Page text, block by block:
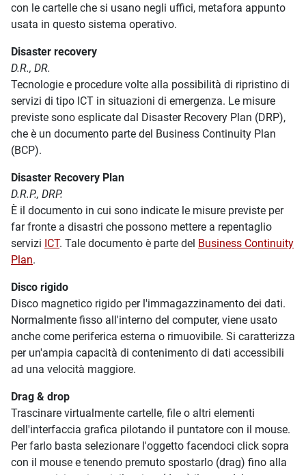
con le cartelle che si usano negli uffici, metafora appunto
usata in questo sistema operativo.
Disaster recovery
D.R., DR.
Tecnologie e procedure volte alla possibilità di ripristino di
servizi di tipo ICT in situazioni di emergenza. Le misure
previste sono esplicate dal Disaster Recovery Plan (DRP),
che è un documento parte del Business Continuity Plan
(BCP).
Disaster Recovery Plan
D.R.P., DRP.
È il documento in cui sono indicate le misure previste per
far fronte a disastri che possono mettere a repentaglio
servizi ICT. Tale documento è parte del Business Continuity
Plan.
Disco rigido
Disco magnetico rigido per l'immagazzinamento dei dati.
Normalmente fisso all'interno del computer, viene usato
anche come periferica esterna o rimuovibile. Si caratterizza
per un'ampia capacità di contenimento di dati accessibili
ad una velocità maggiore.
Drag & drop
Trascinare virtualmente cartelle, file o altri elementi
dell'interfaccia grafica pilotando il puntatore con il mouse.
Per farlo basta selezionare l'oggetto facendoci click sopra
con il mouse e tenendo premuto spostarlo (drag) fino alla